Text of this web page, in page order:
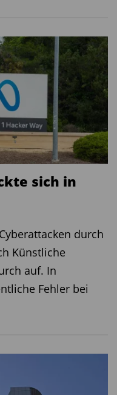
sich in
durch
Künstliche
auf. In
Fehler bei